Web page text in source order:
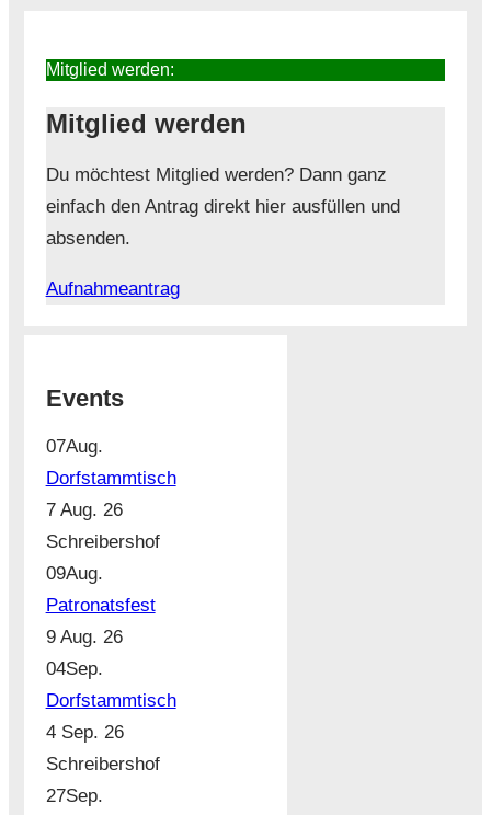
Mitglied werden:
Mitglied werden
Du möchtest Mitglied werden? Dann ganz
einfach den Antrag direkt hier ausfüllen und
absenden.
Aufnahmeantrag
Events
07Aug.
Dorfstammtisch
7 Aug. 26
Schreibershof
09Aug.
Patronatsfest
9 Aug. 26
04Sep.
Dorfstammtisch
4 Sep. 26
Schreibershof
27Sep.